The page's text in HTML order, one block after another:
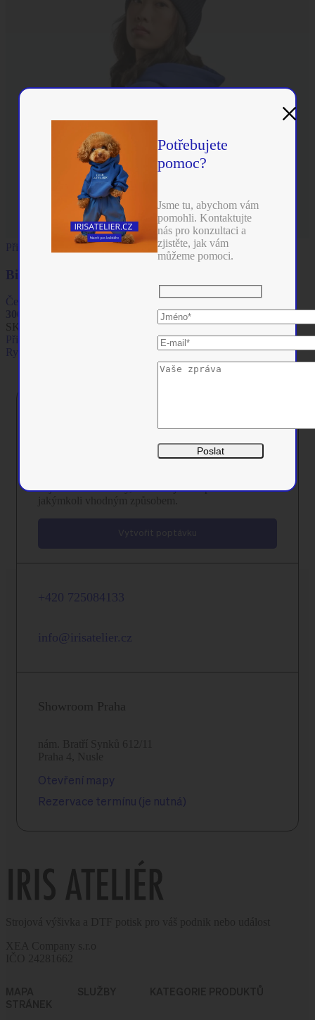
Přidat do seznamu přání
Bill-S
Čepice
SKU:
Přidat do košíku
Rychlý pohled
objednat naše služby, kontaktujte nás prosím
+420 725084133
info@irisatelier.cz
Showroom Praha
Otevření mapy
Rezervace termínu (je nutná)
Potřebujete
pomoc?
Jsme tu, abychom vám
pomohli. Kontaktujte
nás pro konzultaci a
zjistěte, jak vám
můžeme pomoci.
×